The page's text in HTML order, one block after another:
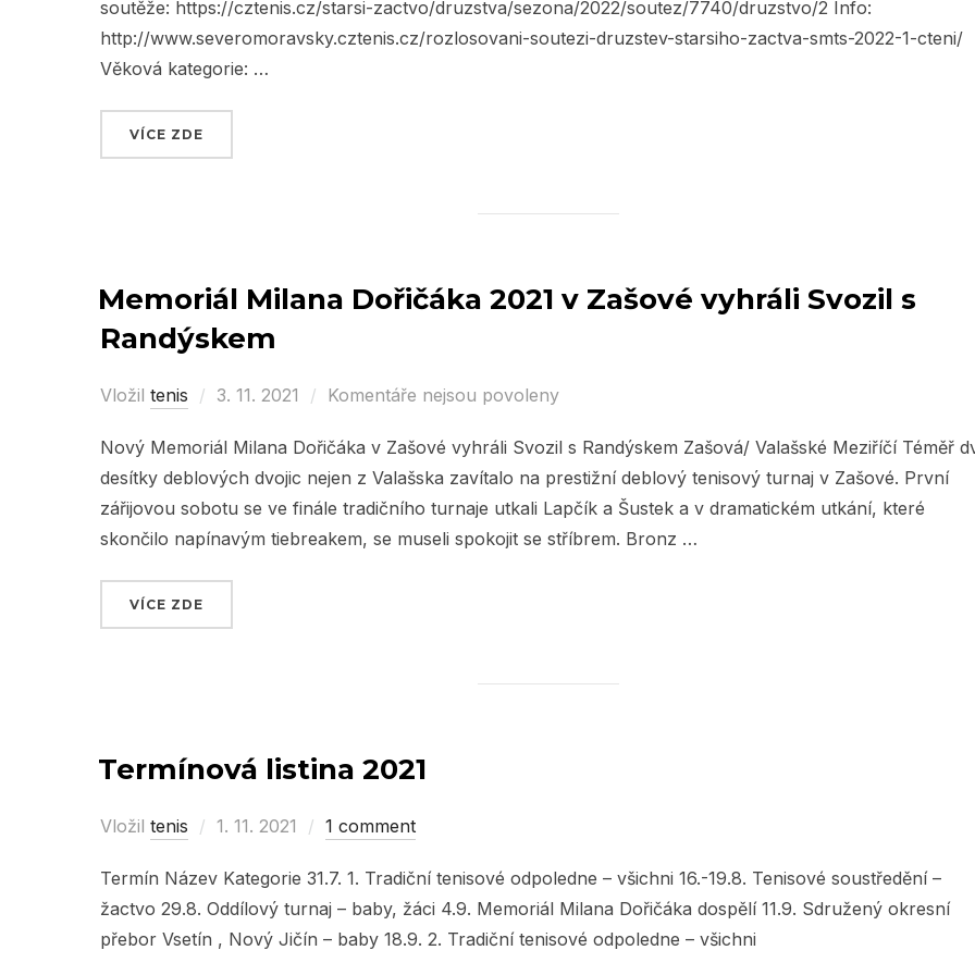
soutěže: https://cztenis.cz/starsi-zactvo/druzstva/sezona/2022/soutez/7740/druzstvo/2 Info:
http://www.severomoravsky.cztenis.cz/rozlosovani-soutezi-druzstev-starsiho-zactva-smts-2022-1-cteni/
Věková kategorie: …
VÍCE ZDE
Memoriál Milana Dořičáka 2021 v Zašové vyhráli Svozil s
Randýskem
Vložil tenis
Posted
3. 11. 2021 Komentáře nejsou povoleny
Nový Memoriál Milana Dořičáka v Zašové vyhráli Svozil s Randýskem Zašová/ Valašské Meziříčí Téměř
desítky deblových dvojic nejen z Valašska zavítalo na prestižní deblový tenisový turnaj v Zašové. První
zářijovou sobotu se ve finále tradičního turnaje utkali Lapčík a Šustek a v dramatickém utkání, které
skončilo napínavým tiebreakem, se museli spokojit se stříbrem. Bronz …
VÍCE ZDE
Termínová listina 2021
Vložil tenis
Posted
1. 11. 2021 1 comment
Termín Název Kategorie 31.7. 1. Tradiční tenisové odpoledne – všichni 16.-19.8. Tenisové soustředění –
žactvo 29.8. Oddílový turnaj – baby, žáci 4.9. Memoriál Milana Dořičáka dospělí 11.9. Sdružený okresní
přebor Vsetín , Nový Jičín – baby 18.9. 2. Tradiční tenisové odpoledne – všichni